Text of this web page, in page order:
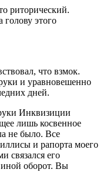
риторический.
этого
что взмок.
и уравновешенно
дней.
Инквизиции
лишь косвенное
не было. Все
и рапорта моего
связался его
иной оборот. Вы